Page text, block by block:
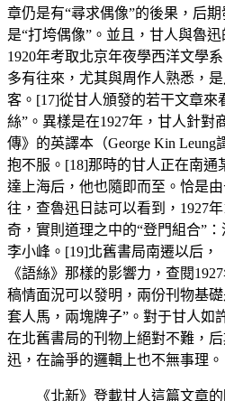
章仍是有“尋求偶像”的後果，后
是“打垮偶像”。並且，甘人與魯
1920年考取北京年夜學西洋文學
多有往來，尤其與周作人熟悉，
客。[17]從甘人頒發的若干文章來
絲”。異樣是在1927年，甘人針對
傳》的英譯本（George Kin
抱不服。[18]那時的甘人正在南通
達上海后，他也隨即而至。恰是
往，查魯迅日誌可以看到，1927
奇，實則道理之中的“登門組合”
李小峰。[19]北舊書局南遷以后，
《語絲》那樣的影響力，查閱
稿情面況可以發明，兩份刊物基
套人馬，兩塊牌子”。對于甘人如
在北舊書局的刊物上絕對不難，
迅，在論爭的邏輯上也不無事理。
《北新》登載甘人這篇文章